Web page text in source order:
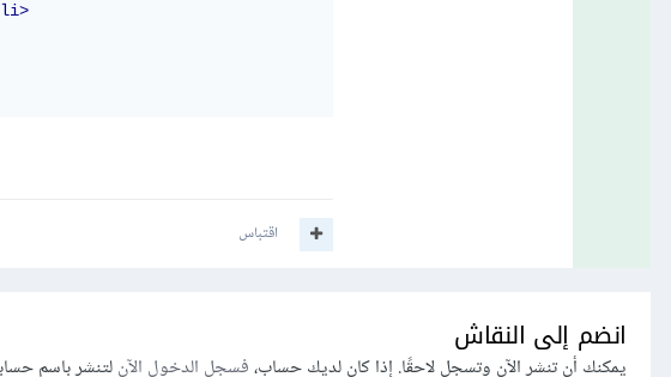
اقتباس
انضم إلى النقاش
يمكنك أن تنشر الآن وتسجل لاحقًا. إذا كان لديك حساب،فسجل الدخول الآنلتنشر باسم